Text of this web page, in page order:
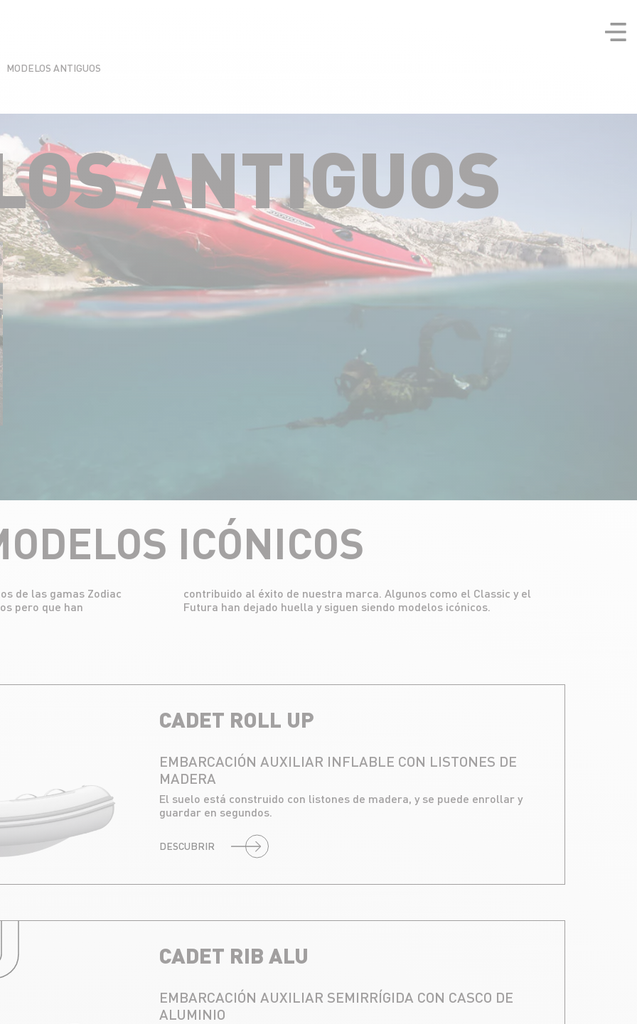
MODELOS ANTIGUOS
ANTIGUOS
ICÓNICOS
de las gamas Zodiac
pero que han
como el Classic y el
Futura han dejado huella y siguen siendo modelos icónicos.
CADET ROLL UP
EMBARCACIÓN AUXILIAR INFLABLE CON LISTONES DE
MADERA
El suelo está construido con listones de madera, y se puede enrollar y
guardar en segundos.
DESCUBRIR
CADET RIB ALU
EMBARCACIÓN AUXILIAR SEMIRRÍGIDA CON CASCO DE
ALUMINIO